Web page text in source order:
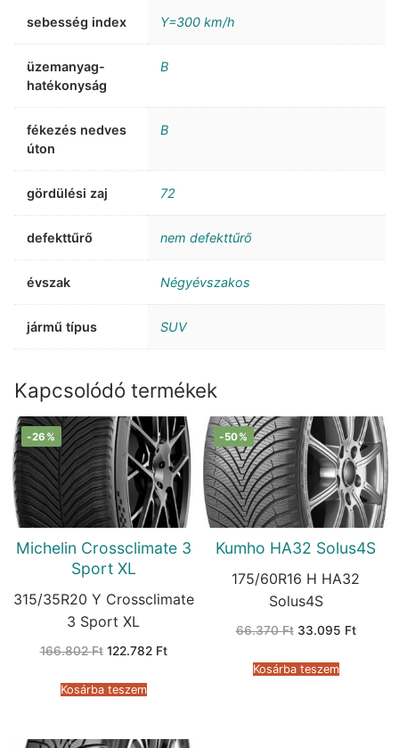
sebesség index Y=300 km/h
üzemanyag-
hatékonyság
B
fékezés nedves
úton
B
gördülési zaj 72
defekttűrő nem defekttűrő
évszak Négyévszakos
jármű típus SUV
Kapcsolódó termékek
-26%
Michelin Crossclimate 3
Sport XL
315/35R20 Y Crossclimate
3 Sport XL
166.802Ft Original
166.802 Ft.
122.782 FtCurrent
Kosárba teszem
-50%
Kumho HA32 Solus4S
175/60R16 H HA32
Solus4S
66.370Ft Original
66.370 Ft.
33.095 FtCurrent
Kosárba teszem